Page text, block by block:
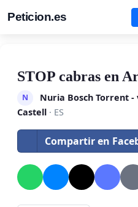
Peticion.es
STOP cabras en
N
Nuria Bosch Torrent
Castell · ES
Compartir en